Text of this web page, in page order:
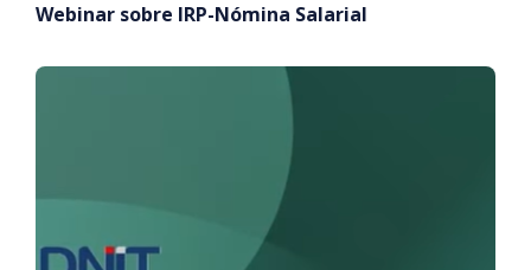
Webinar sobre IRP-Nómina Salarial